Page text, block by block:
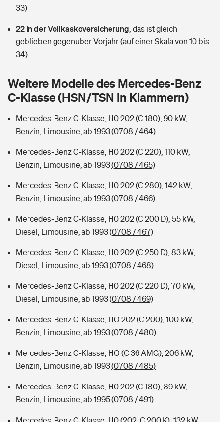
Hochwasser-Check: Wie gefährdet ist Ihr Haus?
Wer versichert was: Jetzt Versicherer finden
Sie haben Fragen?
Handyversicherung
Private Cyberversicherung
Musikinstrumentenversicherung
Typklassen: So ist Ihr Auto eingestuft
Sie haben Fragen?
Wer versichert was: Jetzt Versicherer finden
Sie haben Fragen?
Rentenrechner: Wie viel Geld bekomme ich im Alter?
33)
22 in der Vollkaskoversicherung das ist gleich
geblieben gegenüber Vorjahr (auf einer Skala von 10 bis
34)
Weitere Modelle des Mercedes-Benz
C-Klasse (HSN/TSN in Klammern)
Mercedes-Benz C-Klasse, H0 202 (C 180), 90 kW,
Benzin, Limousine, ab 1993(0708 / 464)
Mercedes-Benz C-Klasse, H0 202 (C 220), 110 kW,
Benzin, Limousine, ab 1993(0708 / 465)
Mercedes-Benz C-Klasse, H0 202 (C 280), 142 kW,
Benzin, Limousine, ab 1993(0708 / 466)
Mercedes-Benz C-Klasse, H0 202 (C 200 D), 55 kW,
Diesel, Limousine, ab 1993(0708 / 467)
Mercedes-Benz C-Klasse, H0 202 (C 250 D), 83 kW,
Diesel, Limousine, ab 1993(0708 / 468)
Mercedes-Benz C-Klasse, H0 202 (C 220 D), 70 kW,
Diesel, Limousine, ab 1993(0708 / 469)
Mercedes-Benz C-Klasse, HO 202 (C 200), 100 kW,
Benzin, Limousine, ab 1993(0708 / 480)
Mercedes-Benz C-Klasse, HO (C 36 AMG), 206 kW,
Benzin, Limousine, ab 1993(0708 / 485)
Mercedes-Benz C-Klasse, H0 202 (C 180), 89 kW,
Benzin, Limousine, ab 1995(0708 / 491)
Mercedes-Benz C-Klasse, H0 (202, C 200 K), 132 kW,